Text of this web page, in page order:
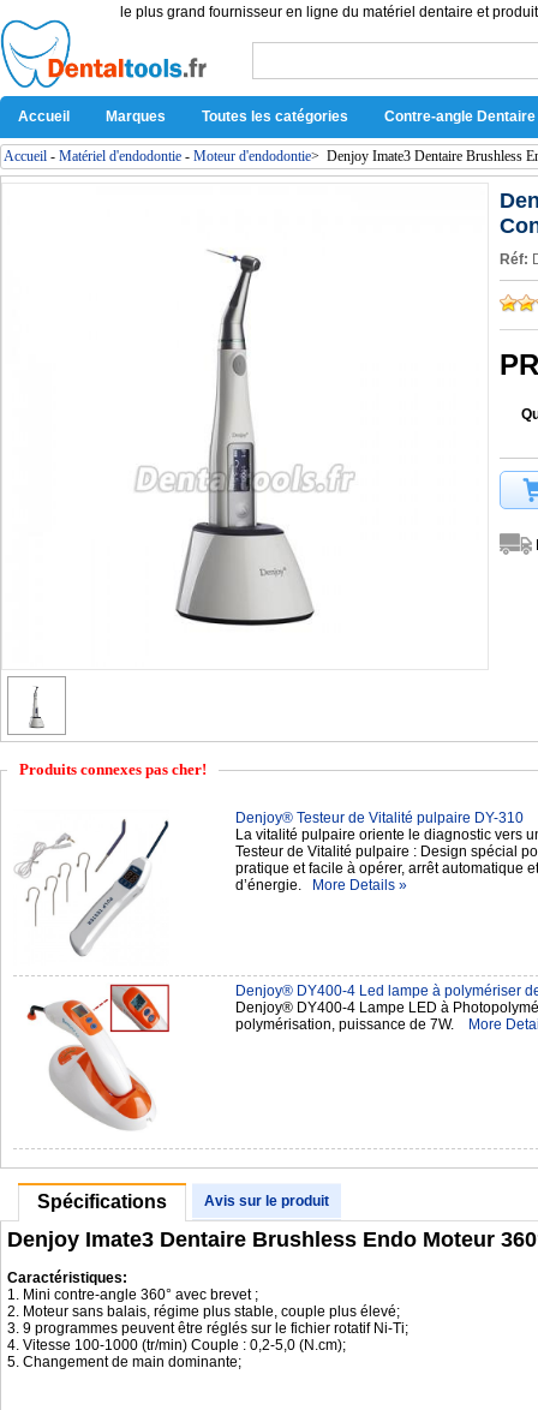
le plus grand fournisseur en ligne du matériel dentaire et
Accueil Marques Toutes les catégories Contre-angle Dentaire
Accueil - Matériel d'endodontie - Moteur d'endodontie> Denjoy Imate3 Dentaire Brushless
Réf:
Produits connexes pas cher!
Denjoy® Testeur de Vitalité pulpaire DY-310
La vitalité pulpaire oriente le diagnostic vers
Testeur de Vitalité pulpaire : Design spécial
pratique et facile à opérer, arrêt automatique
d’énergie.
More Details »
Denjoy® DY400-4 Led lampe à polymériser
Denjoy® DY400-4 Lampe LED à
polymérisation, puissance de 7W.
More
Spécifications Avis sur le produit
Denjoy Imate3 Dentaire Brushless Endo Moteur
Caractéristiques:
1. Mini contre-angle 360° avec brevet ;
2. Moteur sans balais, régime plus stable, couple plus élevé;
3. 9 programmes peuvent être réglés sur le fichier rotatif Ni-Ti;
4. Vitesse 100-1000 (tr/min) Couple : 0,2-5,0 (N.cm);
5. Changement de main dominante;